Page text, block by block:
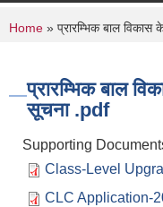
You are here
Home » प्रारम्भिक बाल विकास
प्रारम्भिक बाल
सूचना .pdf
Supporting
Class-Level
CLC Application-